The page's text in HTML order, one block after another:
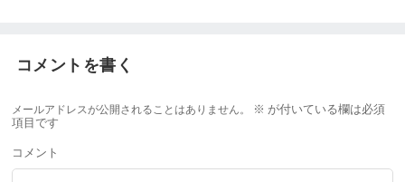
コメントを書く
メールアドレスが公開されることはありません。 ※ が付いている欄は必須
項目です
コメント